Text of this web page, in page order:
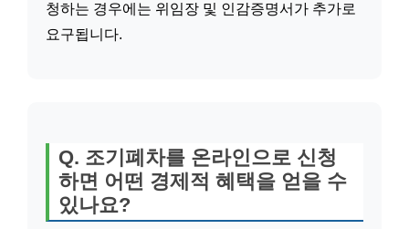
청하는 경우에는 위임장 및 인감증명서가 추가로
요구됩니다.
Q. 조기폐차를 온라인으로 신청
하면 어떤 경제적 혜택을 얻을 수
있나요?